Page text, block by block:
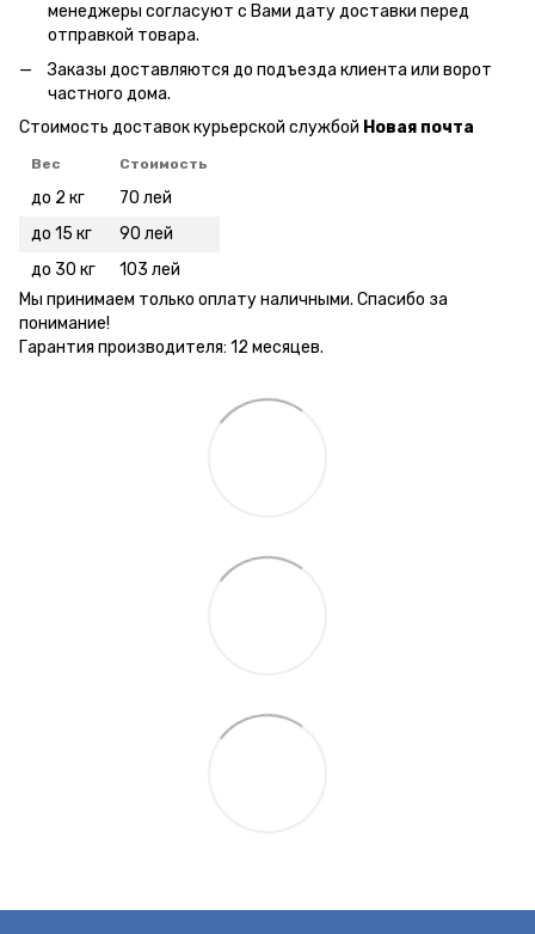
менеджеры согласуют с Вами дату доставки перед
отправкой товара.
Заказы доставляются до подъезда клиента или ворот
частного дома.
Стоимость доставок курьерской службой Новая почта
Вес Стоимость
до 2 кг
70 лей
до 15 кг
90 лей
до 30 кг
103 лей
Мы принимаем только оплату наличными. Спасибо за
понимание!
Гарантия производителя: 12 месяцев.